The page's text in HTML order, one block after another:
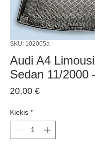
SKU: 102005a
Audi A4
Sedan 11/2000
20,00 €Price
Kiekis *